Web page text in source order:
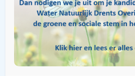
G. de Lange 20 juli 2019 10:27
Hallo Redactie Graag plaats ik twee
het Vechtdal nooit een Nationaal Park
heb je hét slingerwiel voor een
politiek Overijssel dat nog nooit heeft
tweede, wat waterveiligheid betreft,